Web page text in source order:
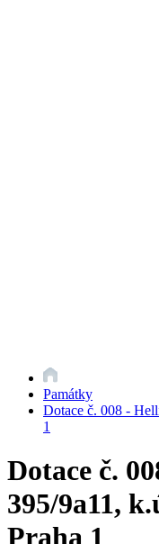
Památky
Dotace č. 008 -
1
Dotace č.
395/9a11,
Praha 1